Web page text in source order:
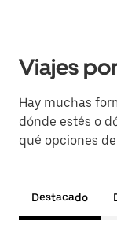
Viajes
Hay muchas
dónde estés o
qué opciones
Destacado